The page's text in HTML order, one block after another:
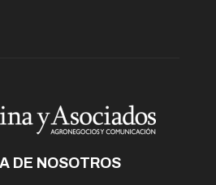
DE NOSOTROS